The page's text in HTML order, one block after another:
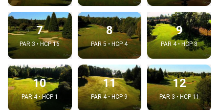
7
PAR 3 • HCP 16
8
PAR 5 • HCP 4
9
PAR 4 • HCP 8
10
PAR 4 • HCP 1
11
PAR 4 • HCP 9
12
PAR 3 • HCP 11